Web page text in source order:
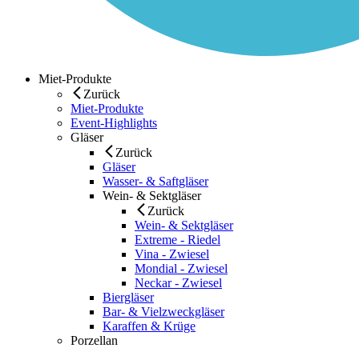
Miet-Produkte
Zurück
Miet-Produkte
Event-Highlights
Gläser
Zurück
Gläser
Wasser- & Saftgläser
Wein- & Sektgläser
Zurück
Wein- & Sektgläser
Extreme - Riedel
Vina - Zwiesel
Mondial - Zwiesel
Neckar - Zwiesel
Biergläser
Bar- & Vielzweckgläser
Karaffen & Krüge
Porzellan